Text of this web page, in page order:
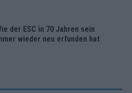
der ESC in 70 Jahren sein
wieder neu erfunden hat